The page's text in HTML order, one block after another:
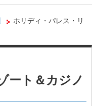
ホリディ・パレス・リ
ート＆カジノ